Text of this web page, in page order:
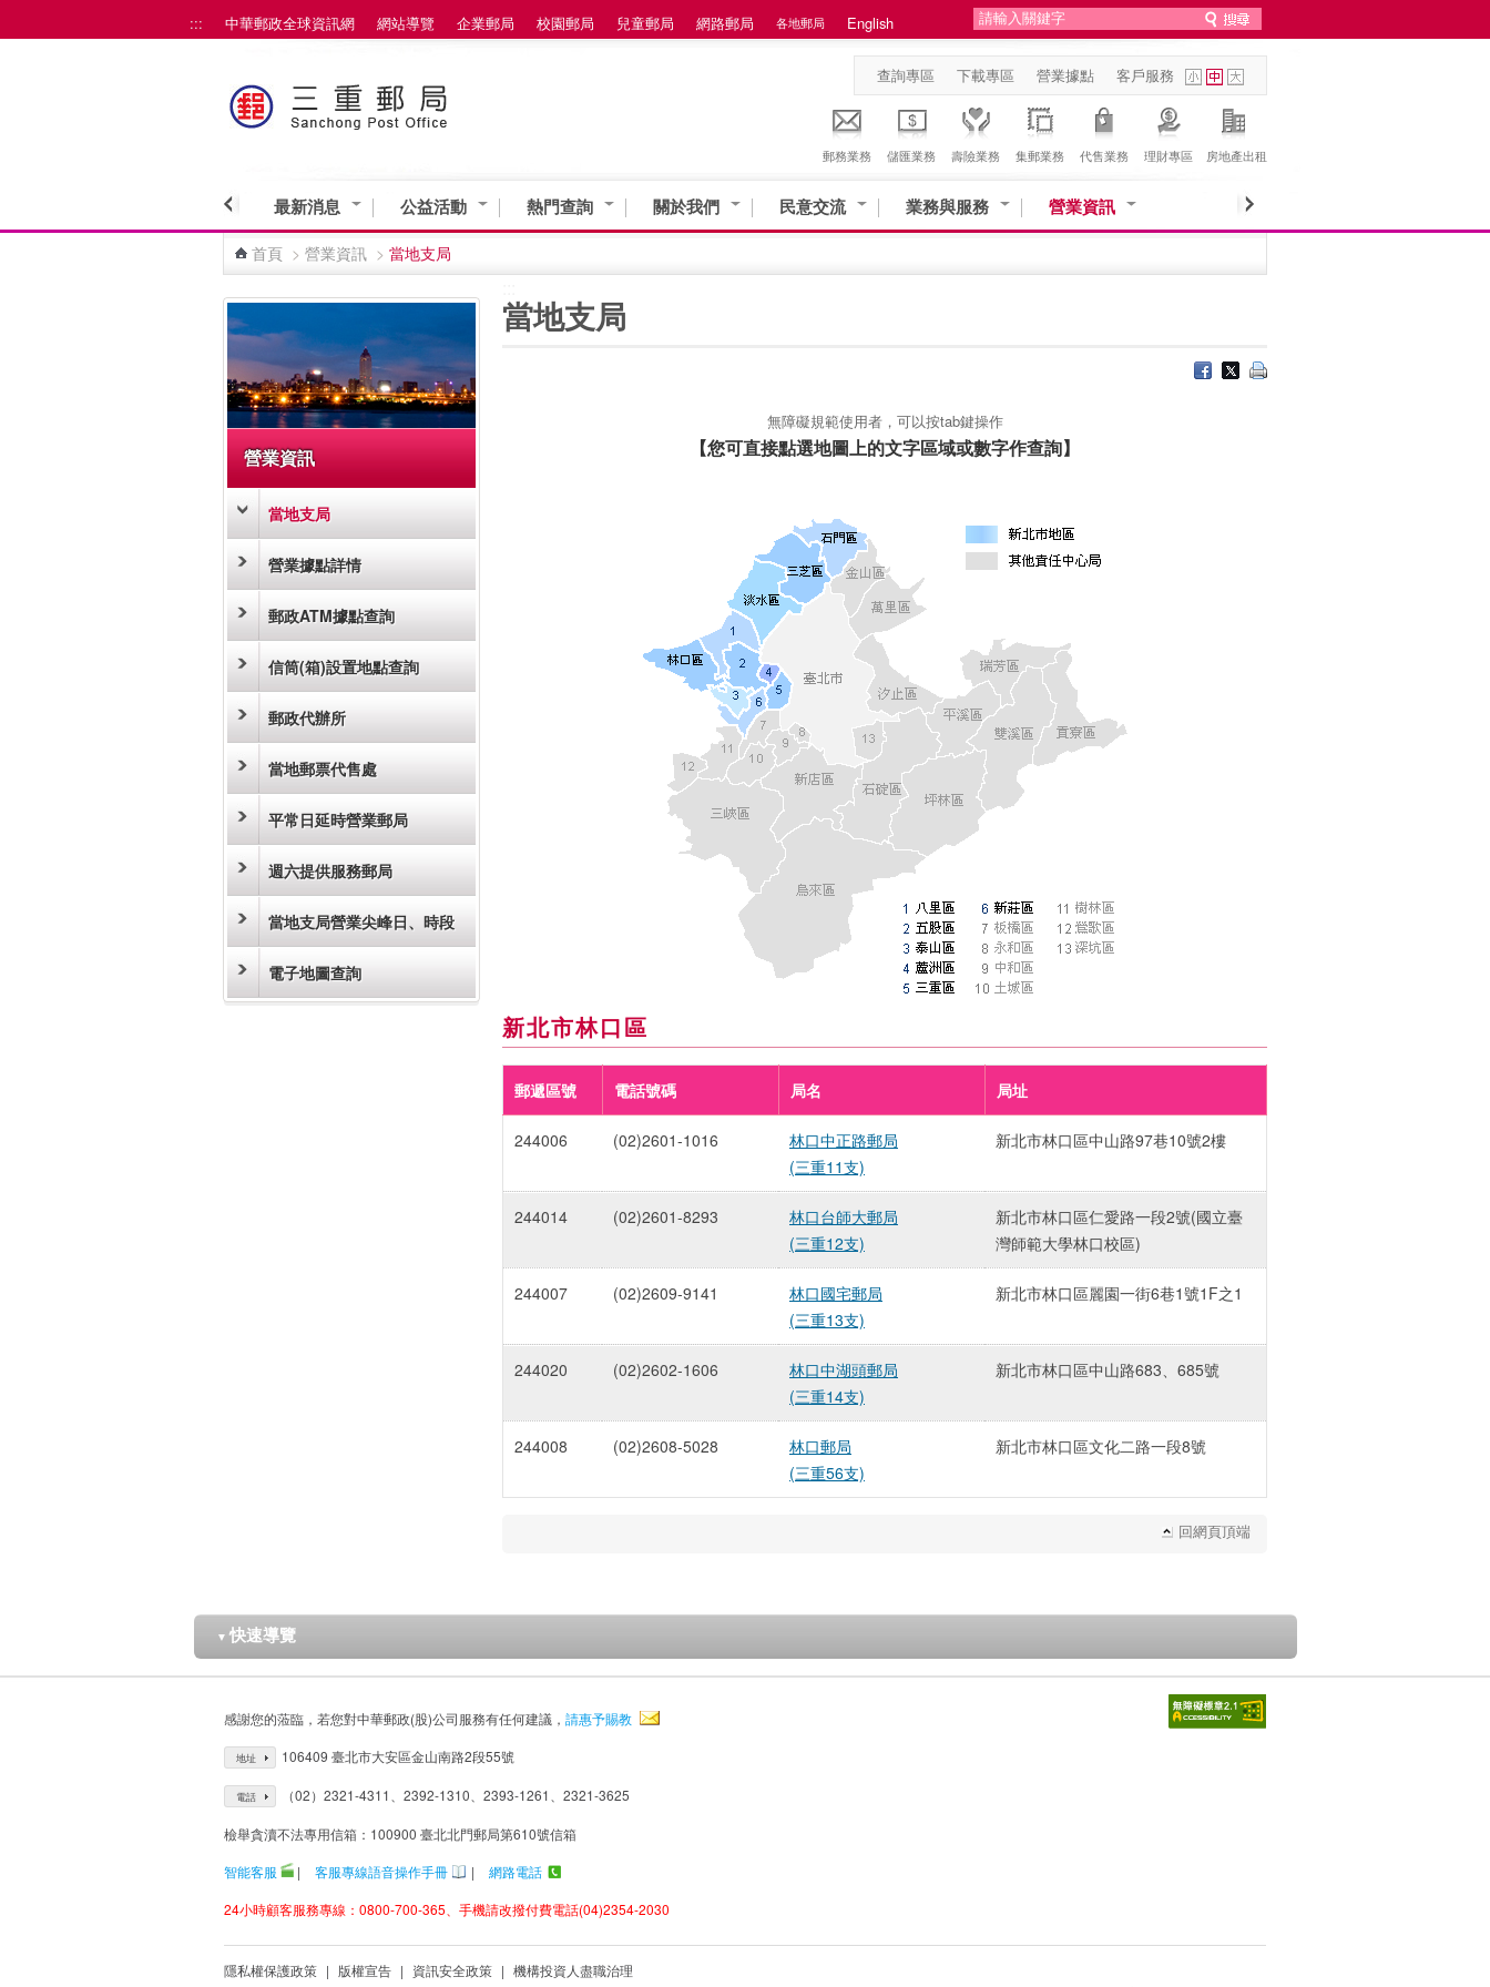
::: 中華郵政全球資訊網 網站導覽 企業郵局 校園郵局 兒童郵局 網路郵局 各地郵局 English
查詢專區 下載專區 營業據點 客戶服務
郵務業務 儲匯業務 壽險業務 集郵業務 代售業務 理財專區 房地產出租
最新消息 公益活動 熱門查詢 關於我們 民意交流 業務與服務 營業資訊
首頁 > 營業資訊 > 當地支局
營業資訊
當地支局
營業據點詳情
郵政ATM據點查詢
信筒(箱)設置地點查詢
郵政代辦所
當地郵票代售處
平常日延時營業郵局
週六提供服務郵局
當地支局營業尖峰日、時段
電子地圖查詢
當地支局
無障礙規範使用者，可以按tab鍵操作
【您可直接點選地圖上的文字區域或數字作查詢】
新北市林口區
郵遞區號 電話號碼 局名 局址
244006 (02)2601-1016
林口中正路郵局
(三重11支)
新北市林口區中山路97巷10號2樓
244014 (02)2601-8293
林口台師大郵局
(三重12支)
新北市林口區仁愛路一段2號(國立臺
灣師範大學林口校區)
244007 (02)2609-9141
林口國宅郵局
(三重13支)
新北市林口區麗園一街6巷1號1F之1
244020 (02)2602-1606
林口中湖頭郵局
(三重14支)
新北市林口區中山路683、685號
244008 (02)2608-5028
林口郵局
(三重56支)
新北市林口區文化二路一段8號
回網頁頂端
▼ 快速導覽
感謝您的蒞臨，若您對中華郵政(股)公司服務有任何建議， 請惠予賜教
地址 106409 臺北市大安區金山南路2段55號
電話 （02）2321-4311、2392-1310、2393-1261、2321-3625
檢舉貪瀆不法專用信箱：100900 臺北北門郵局第610號信箱
智能客服
| 客服專線語音操作手冊 |
網路電話
24小時顧客服務專線：0800-700-365、手機請改撥付費電話(04)2354-2030
隱私權保護政策 | 版權宣告 | 資訊安全政策 | 機構投資人盡職治理